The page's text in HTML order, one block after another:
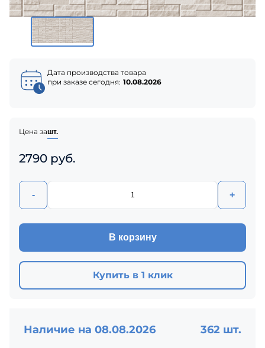
Дата производства товара
при заказе сегодня: 10.08.2026
Цена зашт.
2790 руб.
- +
В корзину
Купить в 1 клик
Наличие на 08.08.2026
362 шт.